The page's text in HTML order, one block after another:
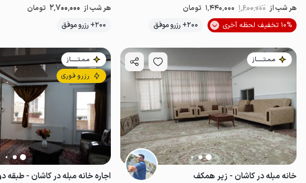
هر شب از 1٬600٬000 1٬440٬000 تومان
10% تخفیف لحظه آخری
200+ رزرو موفق موقعیت در نقشه
هر شب از 2٬700٬000 تومان
200+ رزرو موفق
مـمـتــــــاز
خانه مبله در کاشان - زیر همکف
مـمـتــــــاز
رزرو فوری
اجاره خانه مبله در کاشان - طبقه